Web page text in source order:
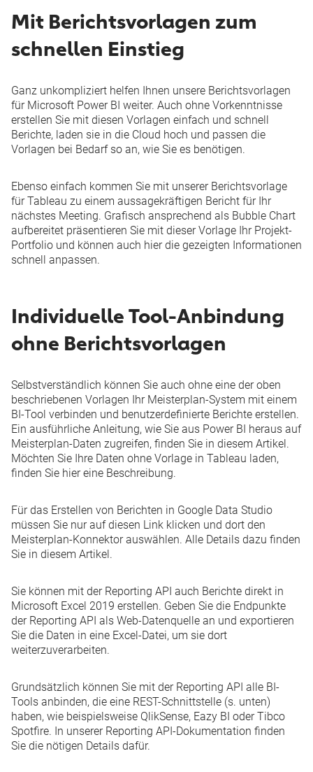
Mit Berichtsvorlagen zum
schnellen Einstieg
Ganz unkompliziert helfen Ihnen unsere Berichtsvorlagen
für Microsoft Power BI weiter. Auch ohne Vorkenntnisse
erstellen Sie mit diesen Vorlagen einfach und schnell
Berichte, laden sie in die Cloud hoch und passen die
Vorlagen bei Bedarf so an, wie Sie es benötigen.
Ebenso einfach kommen Sie mit unserer Berichtsvorlage
für Tableau zu einem aussagekräftigen Bericht für Ihr
nächstes Meeting. Grafisch ansprechend als Bubble Chart
aufbereitet präsentieren Sie mit dieser Vorlage Ihr Projekt-
Portfolio und können auch hier die gezeigten Informationen
schnell anpassen.
Individuelle Tool-Anbindung
ohne Berichtsvorlagen
Selbstverständlich können Sie auch ohne eine der oben
beschriebenen Vorlagen Ihr Meisterplan-System mit einem
BI-Tool verbinden und benutzerdefinierte Berichte erstellen.
Ein ausführliche Anleitung, wie Sie aus Power BI heraus auf
Meisterplan-Daten zugreifen, finden Sie in diesem Artikel.
Möchten Sie Ihre Daten ohne Vorlage in Tableau laden,
finden Sie hier eine Beschreibung.
Für das Erstellen von Berichten in Google Data Studio
müssen Sie nurauf diesen Link klicken und dort den
Meisterplan-Konnektor auswählen. Alle Details dazu finden
Sie in diesem Artikel.
Sie können mit der Reporting API auch Berichte direkt in
Microsoft Excel 2019 erstellen. Geben Sie die Endpunkte
der Reporting API als Web-Datenquelle an und exportieren
Sie die Daten in eine Excel-Datei, um sie dort
weiterzuverarbeiten.
Grundsätzlich können Sie mit der Reporting API alle BI-
Tools anbinden, die eine REST-Schnittstelle (s. unten)
haben, wie beispielsweise QlikSense, Eazy BI oder Tibco
Spotfire. In unserer Reporting API-Dokumentation finden
Sie die nötigen Details dafür.